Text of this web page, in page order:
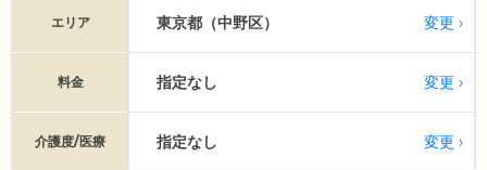
エリア 東京都（中野区） 変更
料金 指定なし 変更
介護度/医療 指定なし 変更